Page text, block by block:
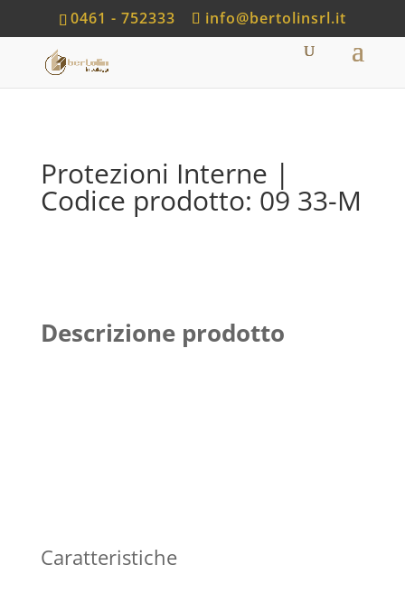
0461 - 752333 info@bertolinsrl.it
Protezioni Interne |
Codice prodotto: 09 33-M
Descrizione prodotto
Caratteristiche